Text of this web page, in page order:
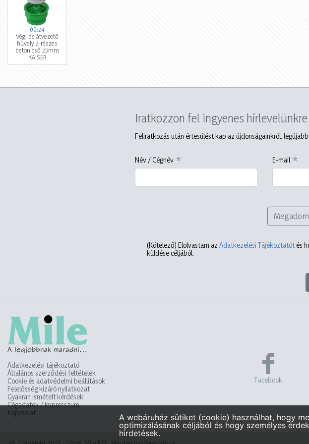
00:24
Vég- és átvezető
hüvely 2-részes
beton cső 25mm
KAISER
Iratkozzon fel ingyenes hírlevelünkre
Feliratkozás után értesülést kap az újdonságainkról,
Név / Cégnév E-mail
(Kötelező) Elolvastam az Adatkezelési Tájékoztatót és
küldése céljából.
Adatkezelési tájékoztató
Általános szerződési feltételek
Cookie és adatvédelmi beállítások
Felelősség kizáró nyilatkozat
Gyakran ismételt kérdések
Cégadatok / Impresszum
Kapcsolat
Facebook